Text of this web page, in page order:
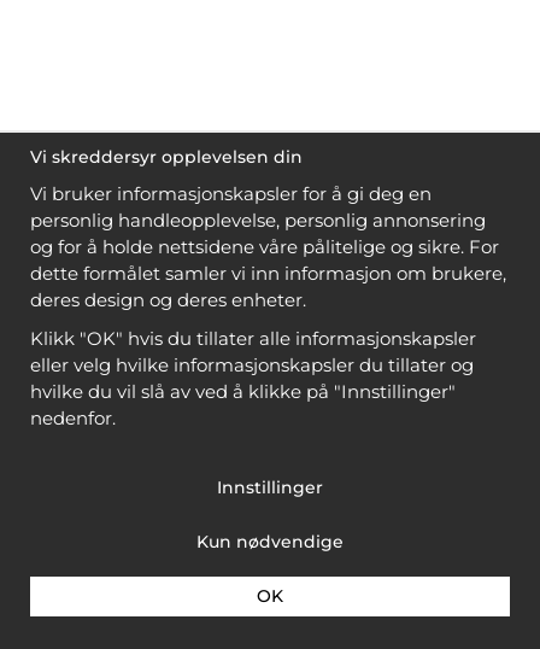
Vi skreddersyr opplevelsen din
Vi bruker informasjonskapsler for å gi deg en
personlig handleopplevelse, personlig annonsering
og for å holde nettsidene våre pålitelige og sikre. For
dette formålet samler vi inn informasjon om brukere,
deres design og deres enheter.
Klikk "OK" hvis du tillater alle informasjonskapsler
eller velg hvilke informasjonskapsler du tillater og
hvilke du vil slå av ved å klikke på "Innstillinger"
nedenfor.
Innstillinger
Kun nødvendige
OK